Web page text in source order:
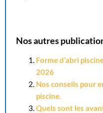
Nos autres
Forme d’abri
2026
Nos conseils pour
piscine.
Quels sont les